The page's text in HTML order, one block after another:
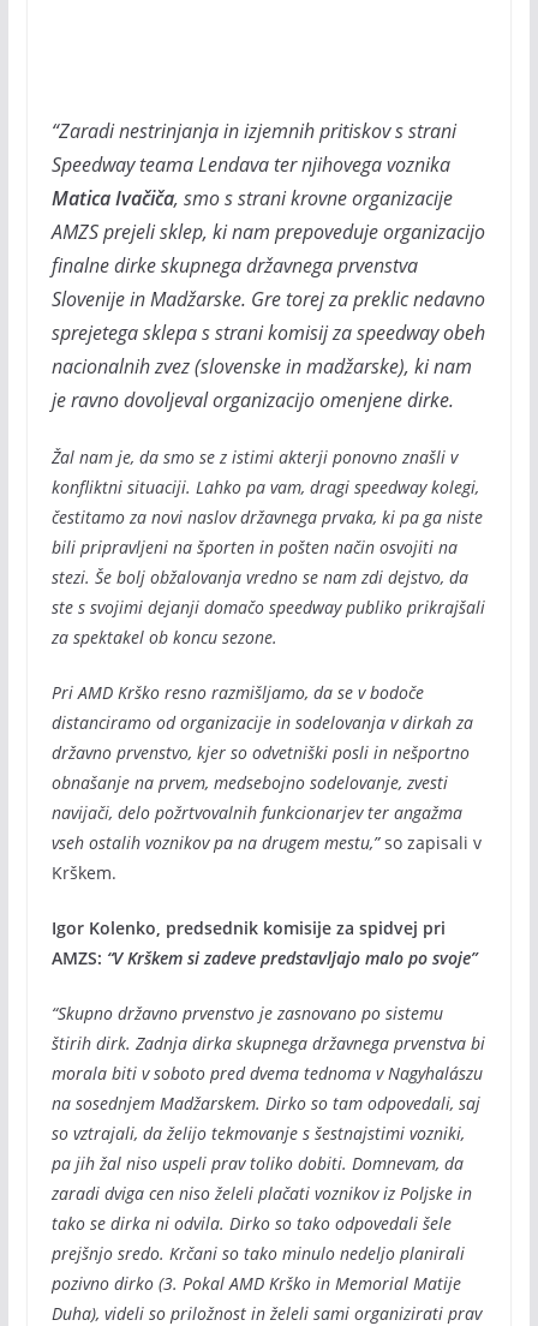
“Zaradi nestrinjanja in izjemnih pritiskov s strani
Speedway teama Lendava ter njihovega voznika
Matica Ivačiča, smo s strani krovne organizacije
AMZS prejeli sklep, ki nam prepoveduje organizacijo
finalne dirke skupnega državnega prvenstva
Slovenije in Madžarske. Gre torej za preklic nedavno
sprejetega sklepa s strani komisij za speedway obeh
nacionalnih zvez (slovenske in madžarske), ki nam
je ravno dovoljeval organizacijo omenjene dirke.
Žal nam je, da smo se z istimi akterji ponovno znašli v
konfliktni situaciji. Lahko pa vam, dragi speedway kolegi,
čestitamo za novi naslov državnega prvaka, ki pa ga niste
bili pripravljeni na športen in pošten način osvojiti na
stezi. Še bolj obžalovanja vredno se nam zdi dejstvo, da
ste s svojimi dejanji domačo speedway publiko prikrajšali
za spektakel ob koncu sezone.
Pri AMD Krško resno razmišljamo, da se v bodoče
distanciramo od organizacije in sodelovanja v dirkah za
državno prvenstvo, kjer so odvetniški posli in nešportno
obnašanje na prvem, medsebojno sodelovanje, zvesti
navijači, delo požrtvovalnih funkcionarjev ter angažma
vseh ostalih voznikov pa na drugem mestu,”so zapisali v
Krškem.
Igor Kolenko, predsednik komisije za spidvej pri
AMZS: “V Krškem si zadeve predstavljajo malo po svoje”
“Skupno državno prvenstvo je zasnovano po sistemu
štirih dirk. Zadnja dirka skupnega državnega prvenstva bi
morala biti v soboto pred dvema tednoma v Nagyhalászu
na sosednjem Madžarskem. Dirko so tam odpovedali, saj
so vztrajali, da želijo tekmovanje s šestnajstimi vozniki,
pa jih žal niso uspeli prav toliko dobiti. Domnevam, da
zaradi dviga cen niso želeli plačati voznikov iz Poljske in
tako se dirka ni odvila. Dirko so tako odpovedali šele
prejšnjo sredo. Krčani so tako minulo nedeljo planirali
pozivno dirko (3. Pokal AMD Krško in Memorial Matije
Duha), videli so priložnost in želeli sami organizirati prav